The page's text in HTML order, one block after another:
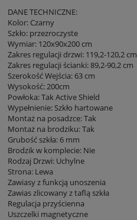
DANE TECHNICZNE:
Kolor: Czarny
Szkło: przezroczyste
Wymiar: 120x90x200 cm
Zakres regulacji drzwi: 119,2-120,2 cm
Zakres regulacji ścianki: 89,2-90,2 cm
Szerokość Wejścia: 63 cm
Wysokość: 200cm
Powłoka: Tak Active Shield
Wypełnienie: Szkło hartowane
Montaż na posadzce: Tak
Montaż na brodziku: Tak
Grubość szkła: 6 mm
Brodzik w komplecie: Nie
Rodzaj Drzwi: Uchylne
Strona: Lewa
Zawiasy z funkcją unoszenia
Zawias zlicowany z taflą szkła
Regulacja przyścienna
Uszczelki magnetyczne